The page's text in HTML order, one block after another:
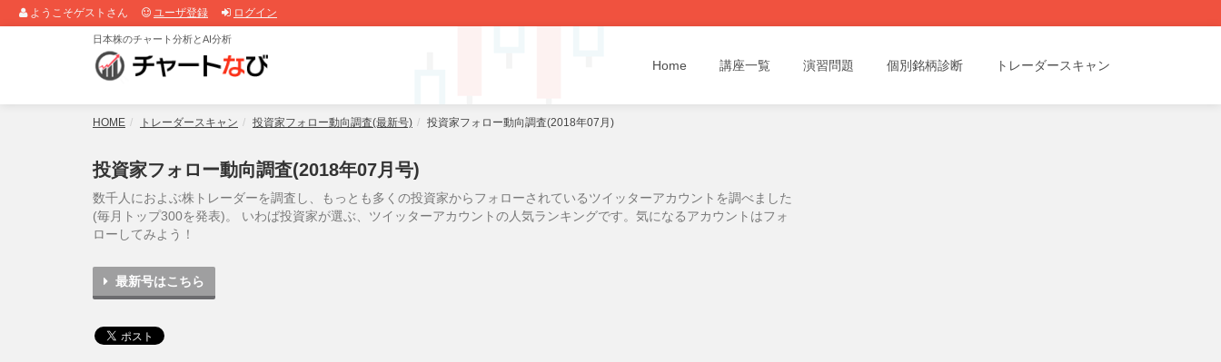
ようこそゲストさん ユーザ登録 ログイン
日本株のチャート分析とAI分析
Home 講座一覧 演習問題 個別銘柄診断 トレーダースキャン
HOME トレーダースキャン 投資家フォロー動向調査(最新号) 投資家フォロー動向調査(2018年07月)
投資家フォロー動向調査(2018年07月号)
数千人におよぶ株トレーダーを調査し、もっとも多くの投資家からフォローされているツイッターアカウントを調べました
(毎月トップ300を発表)。 いわば投資家が選ぶ、ツイッターアカウントの人気ランキングです。気になるアカウントはフォ
ローしてみよう！
最新号はこちら